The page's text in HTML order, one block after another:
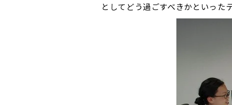
としてどう過ごすべきかといった